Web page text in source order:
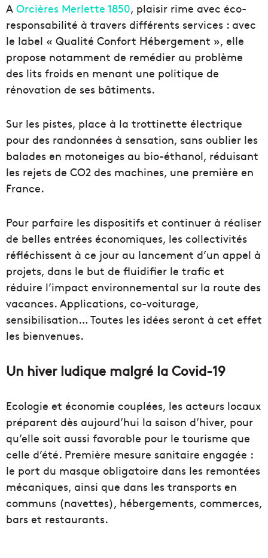
A Orcières Merlette 1850, plaisir rime avec éco-
responsabilité à travers différents services : avec
le label « Qualité Confort Hébergement », elle
propose notamment de remédier au problème
des lits froids en menant une politique de
rénovation de ses bâtiments.
Sur les pistes, place à la trottinette électrique
pour des randonnées à sensation, sans oublier les
balades en motoneiges au bio-éthanol, réduisant
les rejets de CO2 des machines, une première en
France.
Pour parfaire les dispositifs et continuer à réaliser
de belles entrées économiques, les collectivités
réfléchissent à ce jour au lancement d’un appel à
projets, dans le but de fluidifier le trafic et
réduire l’impact environnemental sur la route des
vacances. Applications, co-voiturage,
sensibilisation… Toutes les idées seront à cet effet
les bienvenues.
Un hiver ludique malgré la Covid-19
Ecologie et économie couplées, les acteurs locaux
préparent dès aujourd’hui la saison d’hiver, pour
qu’elle soit aussi favorable pour le tourisme que
celle d’été. Première mesure sanitaire engagée :
le port du masque obligatoire dans les remontées
mécaniques, ainsi que dans les transports en
communs (navettes), hébergements, commerces,
bars et restaurants.